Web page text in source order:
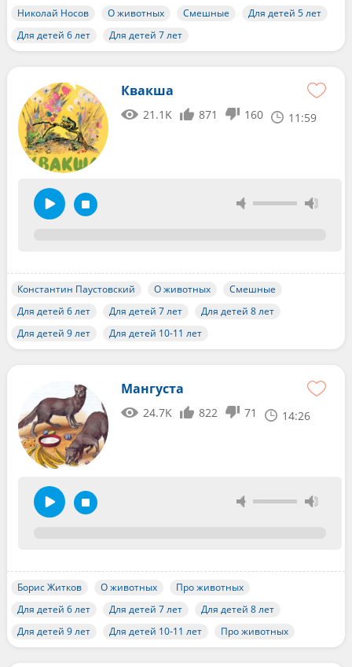
Николай Носов О животных Смешные
Для детей 5 лет
Для детей 6 лет
Для детей 7 лет
Квакша
21.1K 871 160 11:59
Константин Паустовский О животных
Смешные
Для детей 6 лет
Для детей 7 лет
Для детей 8 лет
Для детей 9 лет
Для детей 10-11 лет
Мангуста
24.7K 822 71 14:26
Борис Житков О животных
Про животных
Для детей 6 лет
Для детей 7 лет
Для детей 8 лет
Для детей 9 лет
Для детей 10-11 лет Про животных